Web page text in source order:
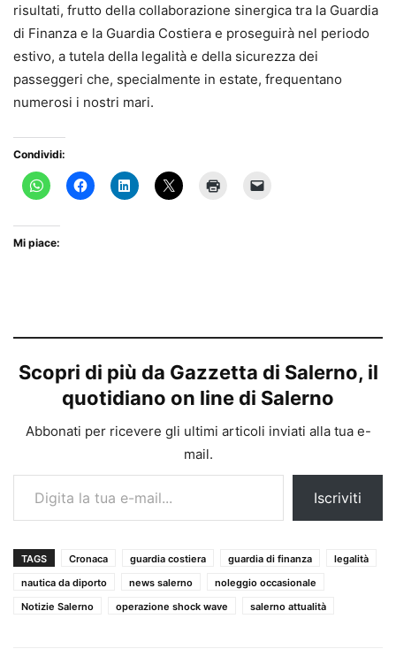
risultati, frutto della collaborazione sinergica tra la Guardia
di Finanza e la Guardia Costiera e proseguirà nel periodo
estivo, a tutela della legalità e della sicurezza dei
passeggeri che, specialmente in estate, frequentano
numerosi i nostri mari.
Condividi:
Mi piace:
Scopri di più da Gazzetta di Salerno, il
quotidiano on line di Salerno
Abbonati per ricevere gli ultimi articoli inviati alla tua e-
mail.
Digita la tua e-mail...
Iscriviti
TAGS Cronaca guardia costiera guardia di finanza
legalità
nautica da diporto
news salerno
noleggio occasionale
Notizie Salerno
operazione shock wave salerno attualità